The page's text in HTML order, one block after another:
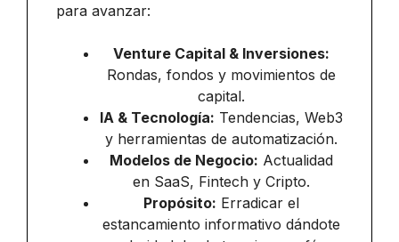
para avanzar:
Venture Capital & Inversiones:
Rondas, fondos y movimientos de
capital.
IA & Tecnología: Tendencias, Web3
y herramientas de automatización.
Modelos de Negocio: Actualidad
en SaaS, Fintech y Cripto.
Propósito: Erradicar el
estancamiento informativo dándote